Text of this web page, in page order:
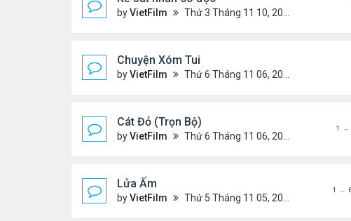
byVietFilm Thứ 3 Tháng 11 10, 2020 9:58 am
Chuyện Xóm Tui
byVietFilm Thứ 6 Tháng 11 06, 2020 4:47 pm
Cát Đỏ (Trọn Bộ)
byVietFilm Thứ 6 Tháng 11 06, 2020 2:02 pm
1 …
Lửa Ấm
byVietFilm Thứ 5 Tháng 11 05, 2020 11:33 pm
1 … 6